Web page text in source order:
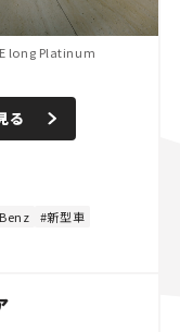
long Platinum
る
新型車